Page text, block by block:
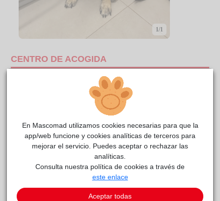
1/1
CENTRO DE ACOGIDA
En Mascomad utilizamos cookies necesarias para que la
app/web funcione y cookies analíticas de terceros para
mejorar el servicio. Puedes aceptar o rechazar las
analíticas.
Consulta nuestra política de cookies a través de
este enlace
Aceptar todas